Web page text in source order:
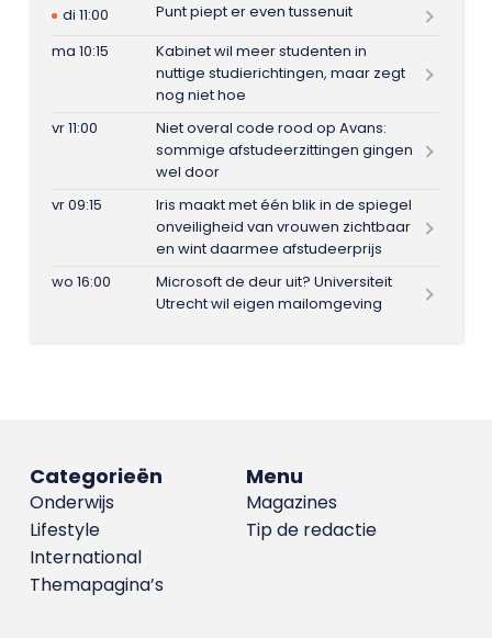
di 11:00
Punt piept er even tussenuit
ma 10:15
Kabinet wil meer studenten in
nuttige studierichtingen, maar zegt
nog niet hoe
vr 11:00
Niet overal code rood op Avans:
sommige afstudeerzittingen gingen
wel door
vr 09:15
Iris maakt met één blik in de spiegel
onveiligheid van vrouwen zichtbaar
en wint daarmee afstudeerprijs
wo 16:00
Microsoft de deur uit? Universiteit
Utrecht wil eigen mailomgeving
Menu
Magazines
Tip de redactie
Categorieën
Onderwijs
Lifestyle
International
Themapagina’s